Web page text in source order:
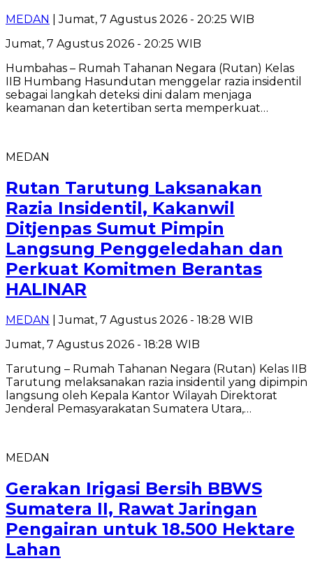
MEDAN
| Jumat, 7 Agustus 2026 - 20:25 WIB
Jumat, 7 Agustus 2026 - 20:25 WIB
Humbahas – Rumah Tahanan Negara (Rutan) Kelas
IIB Humbang Hasundutan menggelar razia insidentil
sebagai langkah deteksi dini dalam menjaga
keamanan dan ketertiban serta memperkuat…
MEDAN
Rutan Tarutung Laksanakan
Razia Insidentil, Kakanwil
Ditjenpas Sumut Pimpin
Langsung Penggeledahan dan
Perkuat Komitmen Berantas
HALINAR
MEDAN
| Jumat, 7 Agustus 2026 - 18:28 WIB
Jumat, 7 Agustus 2026 - 18:28 WIB
Tarutung – Rumah Tahanan Negara (Rutan) Kelas IIB
Tarutung melaksanakan razia insidentil yang dipimpin
langsung oleh Kepala Kantor Wilayah Direktorat
Jenderal Pemasyarakatan Sumatera Utara,…
MEDAN
Gerakan Irigasi Bersih BBWS
Sumatera II, Rawat Jaringan
Pengairan untuk 18.500 Hektare
Lahan